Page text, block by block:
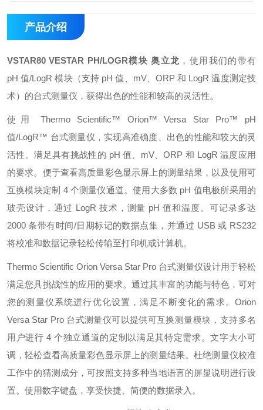
产品介绍
VSTAR80 VESTAR PH/LOGR模块 奥立龙 ，使用我们的带有
pH 值/LogR 模块（支持 pH 值、mV、ORP 和 LogR 温度测定技
术）的台式测量仪，获得出色的性能和较高的灵活性。
使用 Thermo Scientific™ Orion™ Versa Star Pro™ pH
值/LogR™ 台式测量仪，实现高准确度、出色的性能和较大的灵
活性。满足具有挑战性的 pH 值、mV、ORP 和 LogR 温度应用
的要求。便于查看高质量彩色显示屏上的测量结果，以及使用可
互换模块定制 4 个测量仪通道。使用大多数 pH 值电极所采用的
玻壳设计，通过 LogR 技术，测量 pH 值和温度。可记录多达
2000 条带有时间/日期标记的数据点集，并通过 USB 或 RS232
将校准和数据记录轻松传输至打印机或计算机。
Thermo Scientific Orion Versa Star Pro 台式测量仪设计用于轻松
满足您具挑战性的应用的要求。通过其丰富的功能与特色，可对
您的测量仪系统进行优化设置，满足不断变化的需求。Orion
Versa Star Pro 台式测量仪可以提供可互换测量模块，支持多名
用户进行 4 个独立通道的定制以满足其特定需求。文字大小可
调，轻松查看高质量彩色显示屏上的测量结果。杜绝测量仪校准
工作中的猜测成分，可按照支持多种当地语言的屏显说明进行设
置。使用数字键盘，享受快捷、简便的数据录入。